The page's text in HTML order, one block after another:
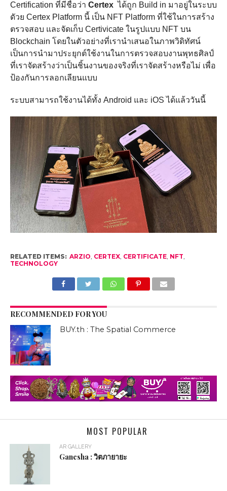
Certification ที่มีชื่อว่า Certexได้ถูก Build in มาอยู่ในระบบ
ดัวย Certex Platform นี้ เป็น NFT Platform ที่ใช้ในการสร้าง
ตรวจสอบ และจัดเก็บ Certivicate ในรูปแบบ NFT บน
Blockchain โดยในตัวอย่างที่เรานำเสนอในภาพวิดิทัศน์
เป็นการนำมาประยุกต์ใช้งานในการตรวจสอบงานพุทธศิลป์
ที่เราจัดสร้างว่าเป็นชิ้นงานของจริงที่เราจัดสร้างหรือไม่ เพื่อ
ป้องกันการลอกเลียนแบบ
ระบบสามารถใช้งานได้ทั้ง Android และ iOS ได้แล้ววันนี้
RELATED ITEMS: ARZIO, CERTEX, CERTIFICATE, NFT,
TECHNOLOGY
RECOMMENDED FOR YOU
BUY.th : The Spatial Commerce
MOST POPULAR
AR GALLERY
Ganesha : วิตภายายะ